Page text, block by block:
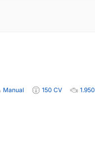
Manual 150 CV 1.950